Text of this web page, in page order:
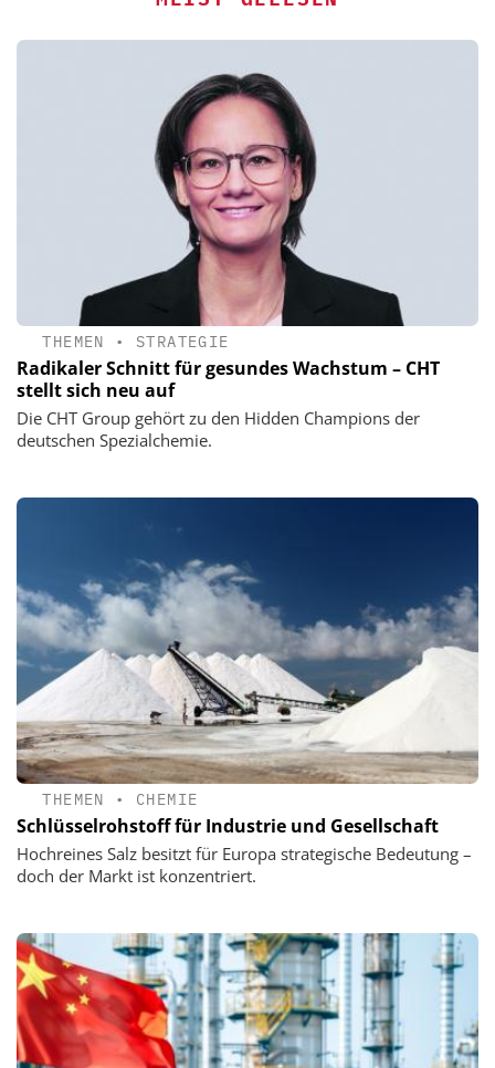
THEMEN • STRATEGIE
Radikaler Schnitt für gesundes Wachstum – CHT
stellt sich neu auf
Die CHT Group gehört zu den Hidden Champions der
deutschen Spezialchemie.
THEMEN • CHEMIE
Schlüsselrohstoff für Industrie und Gesellschaft
Hochreines Salz besitzt für Europa strategische Bedeutung –
doch der Markt ist konzentriert.